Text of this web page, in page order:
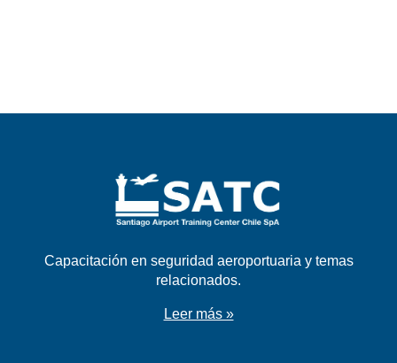
Capacitación en seguridad aeroportuaria y temas
relacionados.
Leer más »